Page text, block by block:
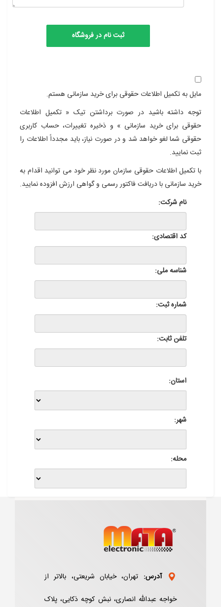
مایل به تکمیل اطلاعات حقوقی برای خرید سازمانی هستم.
توجه داشته باشید در صورت برداشتن تیک « تکمیل اطلاعات
حقوقی برای خرید سازمانی » و ذخیره تغییرات، حساب کاربری
حقوقی شما لغو خواهد شد و در صورت نیاز، باید مجدداً اطلاعات را
ثبت نمایید.
با تکمیل اطلاعات حقوقی سازمان مورد نظر خود می توانید اقدام به
خرید سازمانی با دریافت فاکتور رسمی و گواهی ارزش افزوده نمایید.
نام شرکت:
کد اقتصادی:
شناسه ملی:
شماره ثبت:
تلفن ثابت:
استان:
شهر:
محله:
آدرس: تهران، خیابان شریعتی، بالاتر از
خواجه عبدالله انصاری، نبش کوچه ذکایی، پلاک